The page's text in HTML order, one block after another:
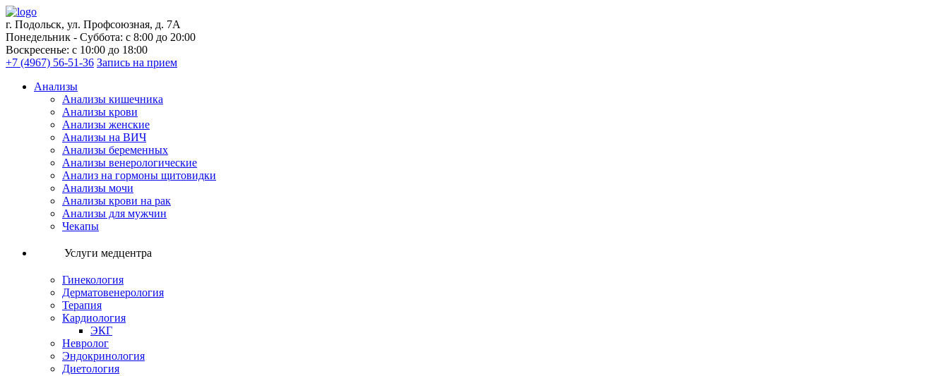
г. Подольск, ул. Профсоюзная, д. 7А
Понедельник - Суббота: с 8:00 до 20:00
Воскресенье: с 10:00 до 18:00
+7 (4967) 56-51-36 Запись на прием
Анализы
Анализы кишечника
Анализы крови
Анализы женские
Анализы на ВИЧ
Анализы беременных
Анализы венерологические
Анализ на гормоны щитовидки
Анализы мочи
Анализы крови на рак
Анализы для мужчин
Чекапы
Услуги медцентра
Гинекология
Дерматовенерология
Терапия
Кардиология
ЭКГ
Невролог
Эндокринология
Диетология